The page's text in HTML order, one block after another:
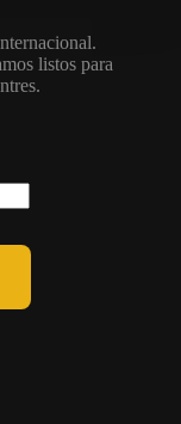
listos para